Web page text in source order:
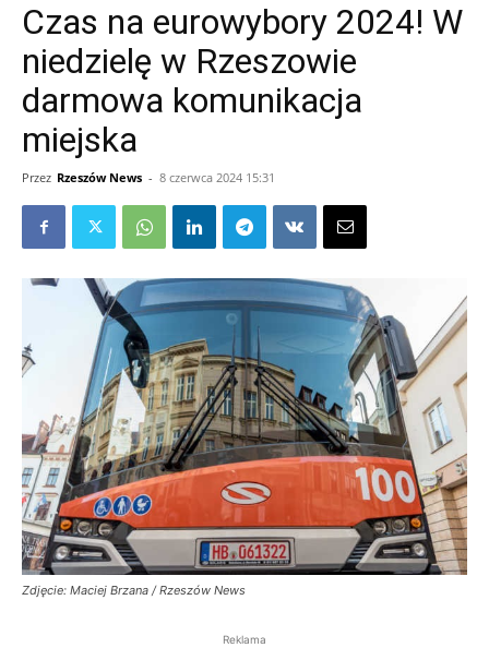
Czas na eurowybory 2024! W
niedzielę w Rzeszowie
darmowa komunikacja
miejska
Przez Rzeszów News - 8 czerwca 2024 15:31
Zdjęcie: Maciej Brzana / Rzeszów News
Reklama